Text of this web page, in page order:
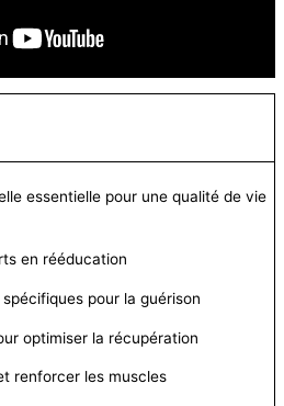
essentielle pour une qualité de vie
en rééducation
pour la guérison
optimiser la récupération
renforcer les muscles